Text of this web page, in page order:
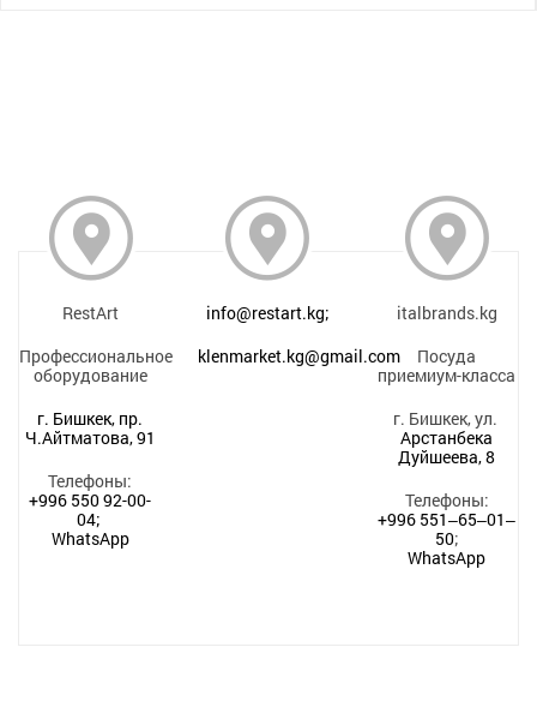
RestArt
Профессиональное
оборудование
г. Бишкек, пр.
Ч.Айтматова, 91
Телефоны:
+996 550 92-00-
04;
WhatsApp
info@restart.kg;
klenmarket.kg@gmail.com
italbrands.kg
Посуда
приемиум-класса
г. Бишкек, ул.
Арстанбека
Дуйшеева, 8
Телефоны:
+996 551‒65‒01‒
50;
WhatsApp